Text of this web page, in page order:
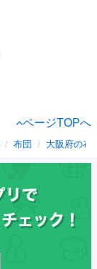
ページTOPへ
布団 大阪府の布